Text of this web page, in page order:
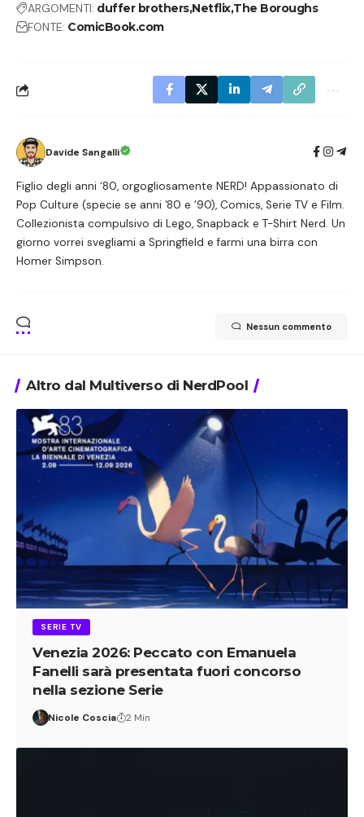
ARGOMENTI: duffer brothersNetflixThe Boroughs
FONTE: ComicBook.com
Davide Sangalli
Figlio degli anni ‘80, orgogliosamente NERD! Appassionato di
Pop Culture (specie se anni ’80 e ’90), Comics, Serie TV e Film.
Collezionista compulsivo di Lego, Snapback e T-Shirt Nerd. Un
giorno vorrei svegliami a Springfield e farmi una birra con
Homer Simpson.
Nessun commento
Altro dal Multiverso di NerdPool
SERIE TV
Venezia 2026: Peccato con Emanuela
Fanelli sarà presentata fuori concorso
nella sezione Serie
Nicole Coscia 2 Min